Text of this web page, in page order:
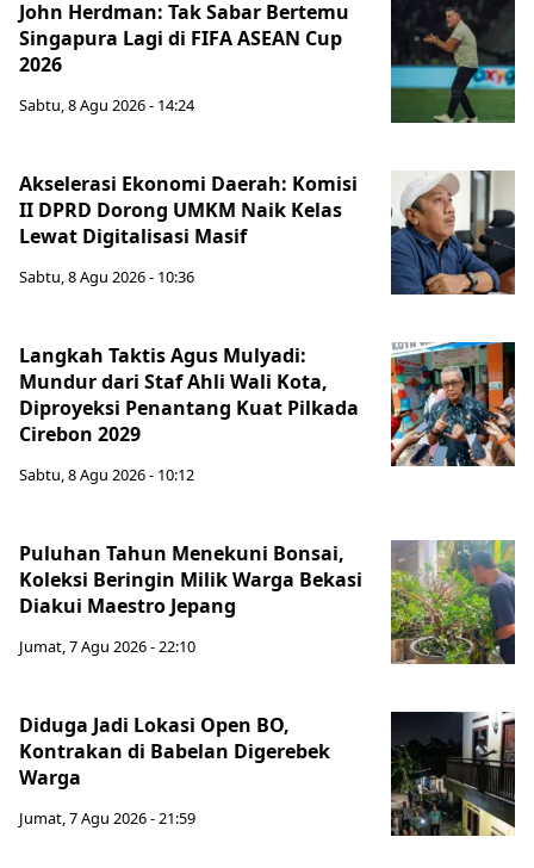
John Herdman: Tak Sabar Bertemu
Singapura Lagi di FIFA ASEAN Cup
2026
Sabtu, 8 Agu 2026 - 14:24
Akselerasi Ekonomi Daerah: Komisi
II DPRD Dorong UMKM Naik Kelas
Lewat Digitalisasi Masif
Sabtu, 8 Agu 2026 - 10:36
Langkah Taktis Agus Mulyadi:
Mundur dari Staf Ahli Wali Kota,
Diproyeksi Penantang Kuat Pilkada
Cirebon 2029
Sabtu, 8 Agu 2026 - 10:12
Puluhan Tahun Menekuni Bonsai,
Koleksi Beringin Milik Warga Bekasi
Diakui Maestro Jepang
Jumat, 7 Agu 2026 - 22:10
Diduga Jadi Lokasi Open BO,
Kontrakan di Babelan Digerebek
Warga
Jumat, 7 Agu 2026 - 21:59